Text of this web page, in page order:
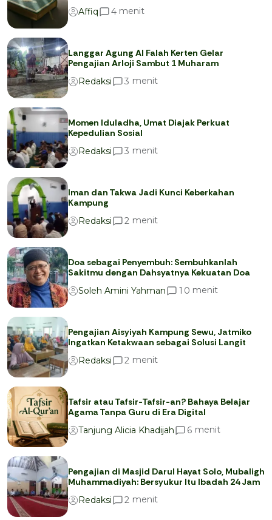
Affiq
4 menit
Langgar Agung Al Falah Kerten Gelar
Pengajian Arloji Sambut 1 Muharam
Redaksi
3 menit
Momen Iduladha, Umat Diajak Perkuat
Kepedulian Sosial
Redaksi
3 menit
Iman dan Takwa Jadi Kunci Keberkahan
Kampung
Redaksi
2 menit
Doa sebagai Penyembuh: Sembuhkanlah
Sakitmu dengan Dahsyatnya Kekuatan Doa
Soleh Amini Yahman
1 0 menit
Pengajian Aisyiyah Kampung Sewu, Jatmiko
Ingatkan Ketakwaan sebagai Solusi Langit
Redaksi
2 menit
Tafsir atau Tafsir-Tafsir-an? Bahaya Belajar
Agama Tanpa Guru di Era Digital
Tanjung Alicia Khadijah
6 menit
Pengajian di Masjid Darul Hayat Solo, Mubaligh
Muhammadiyah: Bersyukur Itu Ibadah 24 Jam
Redaksi
2 menit